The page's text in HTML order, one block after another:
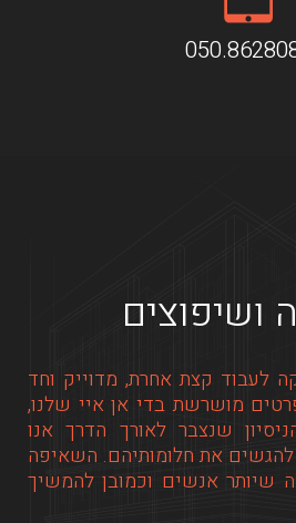
ושיפוצים
לעבוד קצת אחרת, מדוייק וחד
מושרשת בדי אן איי שלנו,
שנצבר לאורך הדרך אנו
להגשים את חלומותיהם. השאיפה
שיותר אנשים וכמובן להמשיך